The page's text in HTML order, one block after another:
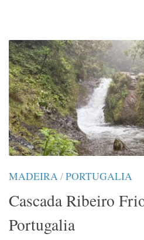
MADEIRA/PORTUGALIA
Cascada Ribeiro
Portugalia